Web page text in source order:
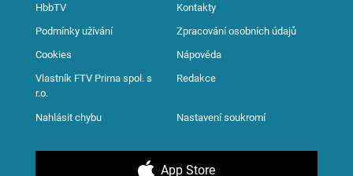
HbbTV Kontakty
Podmínky užívání Zpracování osobních údajů
Cookies Nápověda
Vlastník FTV Prima spol. s
r.o.
Redakce
Nahlásit chybu Nastavení soukromí
App Store